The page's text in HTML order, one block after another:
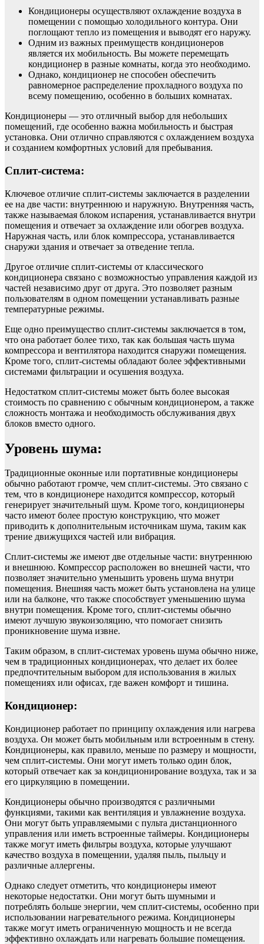
Кондиционеры осуществляют охлаждение воздуха в
помещении с помощью холодильного контура. Они
поглощают тепло из помещения и выводят его наружу.
Одним из важных преимуществ кондиционеров
является их мобильность. Вы можете перемещать
кондиционер в разные комнаты, когда это необходимо.
Однако, кондиционер не способен обеспечить
равномерное распределение прохладного воздуха по
всему помещению, особенно в больших комнатах.
Кондиционеры — это отличный выбор для небольших
помещений, где особенно важна мобильность и быстрая
установка. Они отлично справляются с охлаждением воздуха
и созданием комфортных условий для пребывания.
Сплит-система:
Ключевое отличие сплит-системы заключается в разделении
ее на две части: внутреннюю и наружную. Внутренняя часть,
также называемая блоком испарения, устанавливается внутри
помещения и отвечает за охлаждение или обогрев воздуха.
Наружная часть, или блок компрессора, устанавливается
снаружи здания и отвечает за отведение тепла.
Другое отличие сплит-системы от классического
кондиционера связано с возможностью управления каждой из
частей независимо друг от друга. Это позволяет разным
пользователям в одном помещении устанавливать разные
температурные режимы.
Еще одно преимущество сплит-системы заключается в том,
что она работает более тихо, так как большая часть шума
компрессора и вентилятора находится снаружи помещения.
Кроме того, сплит-системы обладают более эффективными
системами фильтрации и осушения воздуха.
Недостатком сплит-системы может быть более высокая
стоимость по сравнению с обычным кондиционером, а также
сложность монтажа и необходимость обслуживания двух
блоков вместо одного.
Уровень шума:
Традиционные оконные или портативные кондиционеры
обычно работают громче, чем сплит-системы. Это связано с
тем, что в кондиционере находится компрессор, который
генерирует значительный шум. Кроме того, кондиционеры
часто имеют более простую конструкцию, что может
приводить к дополнительным источникам шума, таким как
трение движущихся частей или вибрация.
Сплит-системы же имеют две отдельные части: внутреннюю
и внешнюю. Компрессор расположен во внешней части, что
позволяет значительно уменьшить уровень шума внутри
помещения. Внешняя часть может быть установлена на улице
или на балконе, что также способствует уменьшению шума
внутри помещения. Кроме того, сплит-системы обычно
имеют лучшую звукоизоляцию, что помогает снизить
проникновение шума извне.
Таким образом, в сплит-системах уровень шума обычно ниже,
чем в традиционных кондиционерах, что делает их более
предпочтительным выбором для использования в жилых
помещениях или офисах, где важен комфорт и тишина.
Кондиционер:
Кондиционер работает по принципу охлаждения или нагрева
воздуха. Он может быть мобильным или встроенным в стену.
Кондиционеры, как правило, меньше по размеру и мощности,
чем сплит-системы. Они могут иметь только один блок,
который отвечает как за кондиционирование воздуха, так и за
его циркуляцию в помещении.
Кондиционеры обычно производятся с различными
функциями, такими как вентиляция и увлажнение воздуха.
Они могут быть управляемыми с пульта дистанционного
управления или иметь встроенные таймеры. Кондиционеры
также могут иметь фильтры воздуха, которые улучшают
качество воздуха в помещении, удаляя пыль, пыльцу и
различные аллергены.
Однако следует отметить, что кондиционеры имеют
некоторые недостатки. Они могут быть шумными и
потреблять больше энергии, чем сплит-системы, особенно при
использовании нагревательного режима. Кондиционеры
также могут иметь ограниченную мощность и не всегда
эффективно охлаждать или нагревать большие помещения.